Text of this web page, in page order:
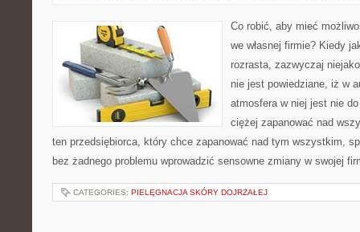
Co robić, aby mieć
we własnej firmie? Kiedy
rozrasta, zazwyczaj
nie jest powiedziane, iż w
atmosfera w niej jest nie
ciężej zapanować nad
ten przedsiębiorca, który chce zapanować nad tym wszystkim,
bez żadnego problemu wprowadzić sensowne zmiany w swojej
CATEGORIES: PIELĘGNACJA SKÓRY DOJRZAŁEJ